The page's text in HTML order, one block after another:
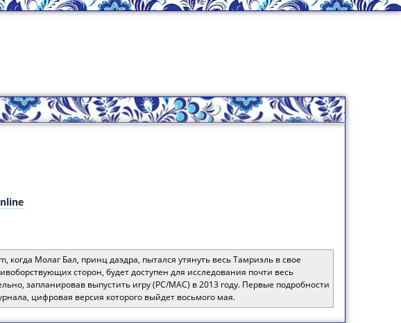
когда Молаг Бал, принц даэдра, пытался утянуть весь Тамриэль в свое
сторон, будет доступен для исследования почти весь
запланировав выпустить игру (PC/MAC) в 2013 году. Первые подробности
цифровая версия которого выйдет восьмого мая.